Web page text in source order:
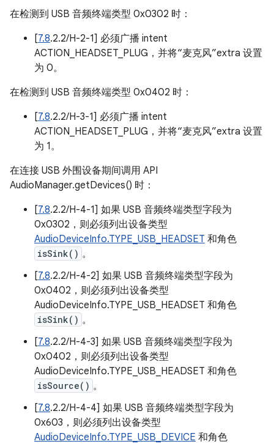
在检测到 USB 音频终端类型 0x0302 时：
[7.8.2.2/H-2-1] 必须广播 intent
ACTION_HEADSET_PLUG，并将“麦克风”extra 设置
为 0。
在检测到 USB 音频终端类型 0x0402 时：
[7.8.2.2/H-3-1] 必须广播 intent
ACTION_HEADSET_PLUG，并将“麦克风”extra 设置
为 1。
在连接 USB 外围设备期间调用 API
AudioManager.getDevices() 时：
[7.8.2.2/H-4-1] 如果 USB 音频终端类型字段为
0x0302，则必须列出设备类型
AudioDeviceInfo.TYPE_USB_HEADSET 和角色
isSink() 。
[7.8.2.2/H-4-2] 如果 USB 音频终端类型字段为
0x0402，则必须列出设备类型
AudioDeviceInfo.TYPE_USB_HEADSET 和角色
isSink() 。
[7.8.2.2/H-4-3] 如果 USB 音频终端类型字段为
0x0402，则必须列出设备类型
AudioDeviceInfo.TYPE_USB_HEADSET 和角色
isSource() 。
[7.8.2.2/H-4-4] 如果 USB 音频终端类型字段为
0x603，则必须列出设备类型
AudioDeviceInfo.TYPE_USB_DEVICE 和角色